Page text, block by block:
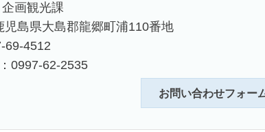
画観光課
児島県大島郡龍郷町浦110番地
69-4512
0997-62-2535
お問い合わせフォー